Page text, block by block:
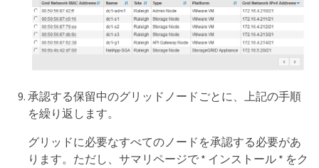
承認する保留中のグリッドノードごとに、上記の手順
を繰り返します。
グリッドに必要なすべてのノードを承認する必要があ
ります。ただし、サマリページで * インストール * をク